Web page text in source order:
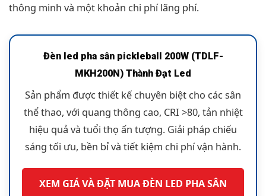
thông minh và một khoản chi phí lãng phí.
Đèn led pha sân pickleball 200W (TDLF-
MKH200N) Thành Đạt Led
Sản phẩm được thiết kế chuyên biệt cho các sân
thể thao, với quang thông cao, CRI >80, tản nhiệt
hiệu quả và tuổi thọ ấn tượng. Giải pháp chiếu
sáng tối ưu, bền bỉ và tiết kiệm chi phí vận hành.
XEM GIÁ VÀ ĐẶT MUA ĐÈN LED PHA SÂN